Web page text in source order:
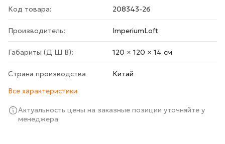
Код товара: 208343-26
Производитель: ImperiumLoft
Габариты (Д Ш В): 120 × 120 × 14 cм
Страна производства
Китай
Все характеристики
Актуальность цены на заказные позиции уточняйте у
менеджера